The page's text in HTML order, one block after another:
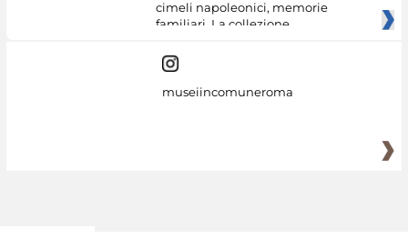
cimeli napoleonici, memorie
familiari. La collezione
museiincomuneroma